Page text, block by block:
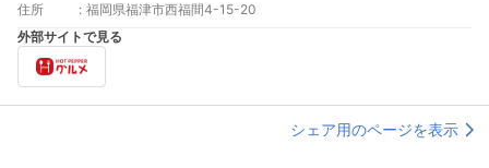
住所 : 福岡県福津市西福間4-15-20
外部サイトで見る
シェア用のページを表示